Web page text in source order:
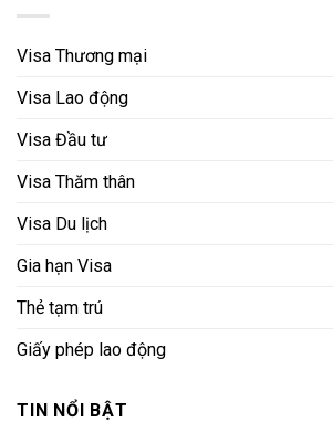
Visa Thương mại
Visa Lao động
Visa Đầu tư
Visa Thăm thân
Visa Du lịch
Gia hạn Visa
Thẻ tạm trú
Giấy phép lao động
TIN NỔI BẬT